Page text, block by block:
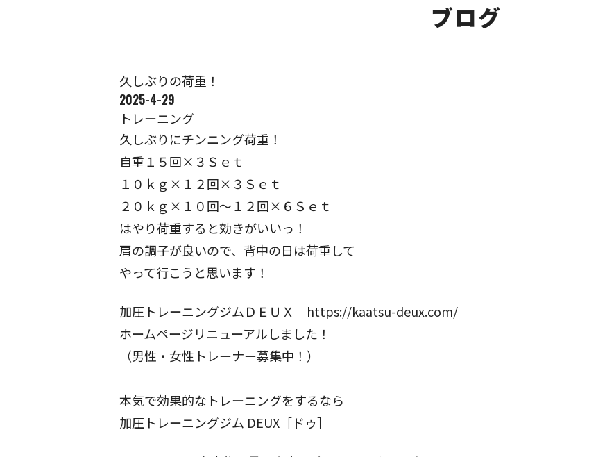
ブログ
久しぶりの荷重！
2025-4-29
トレーニング
久しぶりにチンニング荷重！
自重１５回×３Ｓｅｔ
１０ｋｇ×１２回×３Ｓｅｔ
２０ｋｇ×１０回～１２回×６Ｓｅｔ
はやり荷重すると効きがいいっ！
肩の調子が良いので、背中の日は荷重して
やって行こうと思います！
加圧トレーニングジムＤＥＵＸ https://kaatsu-deux.com/
ホームページリニューアルしました！
（男性・女性トレーナー募集中！）
本気で効果的なトレーニングをするなら
加圧トレーニングジム DEUX［ドゥ］